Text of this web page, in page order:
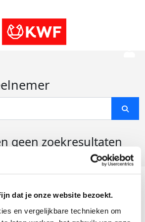
dat je onze website bezoekt.
en vergelijkbare technieken om
geen zoekresultaten